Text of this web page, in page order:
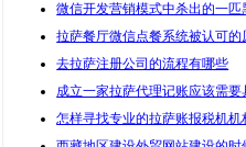
微信开发营销模式中杀出的一匹
拉萨餐厅微信点餐系统被认可的
去拉萨注册公司的流程有哪些
成立一家拉萨代理记账应该需要
怎样寻找专业的拉萨账报税机机